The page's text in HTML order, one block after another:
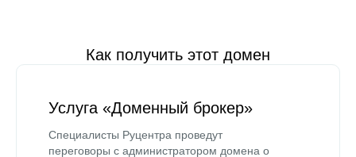
Как получить этот домен
Услуга «Доменный брокер»
Специалисты Руцентра проведут
переговоры с администратором домена о